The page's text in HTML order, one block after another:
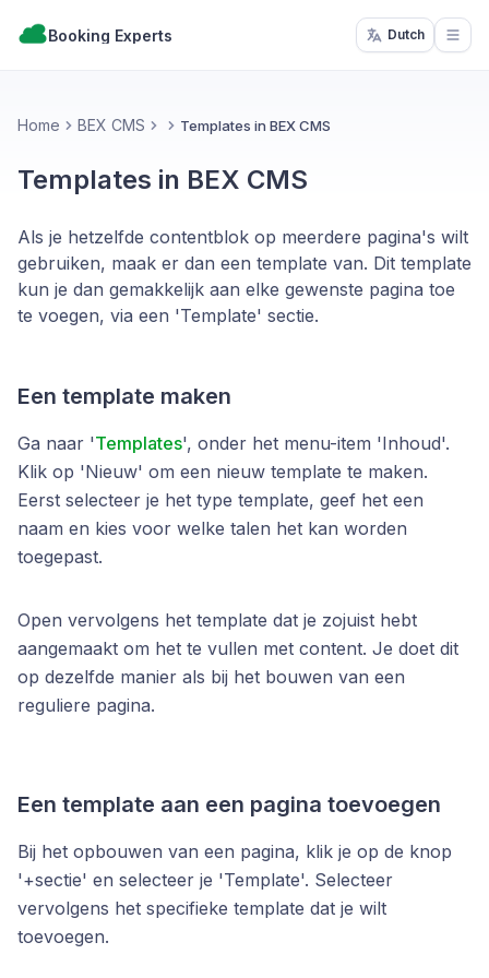
Booking Experts Dutch
Home BEX CMS Templates in BEX CMS
Templates in BEX CMS
Als je hetzelfde contentblok op meerdere pagina's wilt
gebruiken, maak er dan een template van. Dit template
kun je dan gemakkelijk aan elke gewenste pagina toe
te voegen, via een 'Template' sectie.
Een template maken
Ga naar 'Templates', onder het menu-item 'Inhoud'.
Klik op 'Nieuw' om een nieuw template te maken.
Eerst selecteer je het type template, geef het een
naam en kies voor welke talen het kan worden
toegepast.
Open vervolgens het template dat je zojuist hebt
aangemaakt om het te vullen met content. Je doet dit
op dezelfde manier als bij het bouwen van een
reguliere pagina.
Een template aan een pagina toevoegen
Bij het opbouwen van een pagina, klik je op de knop
'+sectie' en selecteer je 'Template'. Selecteer
vervolgens het specifieke template dat je wilt
toevoegen.